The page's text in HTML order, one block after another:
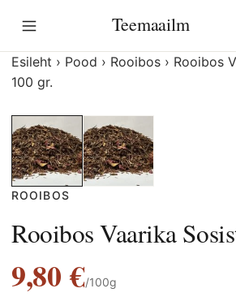
sisu
juurde
Teemaailm
Esileht › Pood › Rooibos › Rooibos
100 gr.
ROOIBOS
Rooibos Vaarika
9,80€/100g